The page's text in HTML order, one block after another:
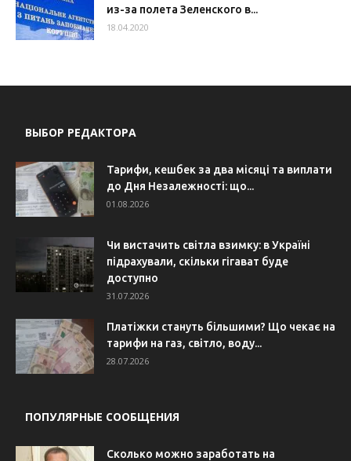
из-за полета Зеленского в...
18.04.2020
ВЫБОР РЕДАКТОРА
Тарифи, кешбек за два місяці та виплати
до Дня Незалежності: що...
01.08.2026
Чи вистачить світла взимку: в Україні
підрахували, скільки гігават буде
доступно
31.07.2026
Платіжки стануть більшими? Що чекає на
тарифи на газ, світло, воду...
28.07.2026
ПОПУЛЯРНЫЕ СООБЩЕНИЯ
Сколько можно заработать на